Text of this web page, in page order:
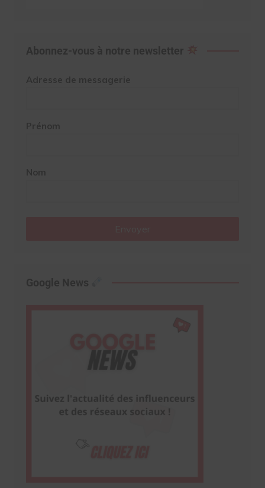
Abonnez-vous à notre newsletter
Adresse de messagerie
Prénom
Nom
Google News